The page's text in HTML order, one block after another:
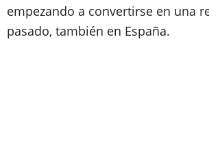
empezando a convertirse en una
pasado, también en España.